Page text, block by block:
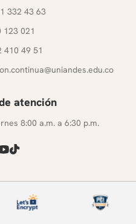
332 43 63
123 021
410 49 51
atención
8:00 a.m. a 6:30 p.m.